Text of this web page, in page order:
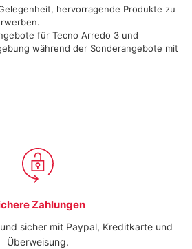
Condividiamo inoltre
in cui utilizza il nostro sito con i
di analisi dei dati web,
i quali potrebbero combinarle
hervorragende Produkte zu
für Tecno Arredo 3 und
während der Sonderangebote mit
Zahlungen
sicher mit Paypal, Kreditkarte und
Überweisung.